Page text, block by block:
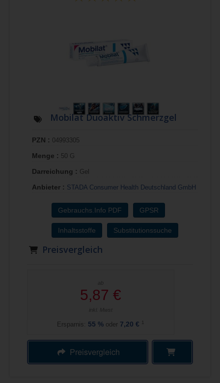
Mobilat Duoaktiv Schmerzgel
PZN : 04993305
Menge : 50 G
Darreichung : Gel
Anbieter : STADA Consumer Health Deutschland GmbH
Gebrauchs.Info PDF GPSR
Inhaltsstoffe Substitutionssuche
Preisvergleich
ab
5,87 €
inkl. Mwst
Ersparnis: 55 % oder 7,20 € 1
Preisvergleich